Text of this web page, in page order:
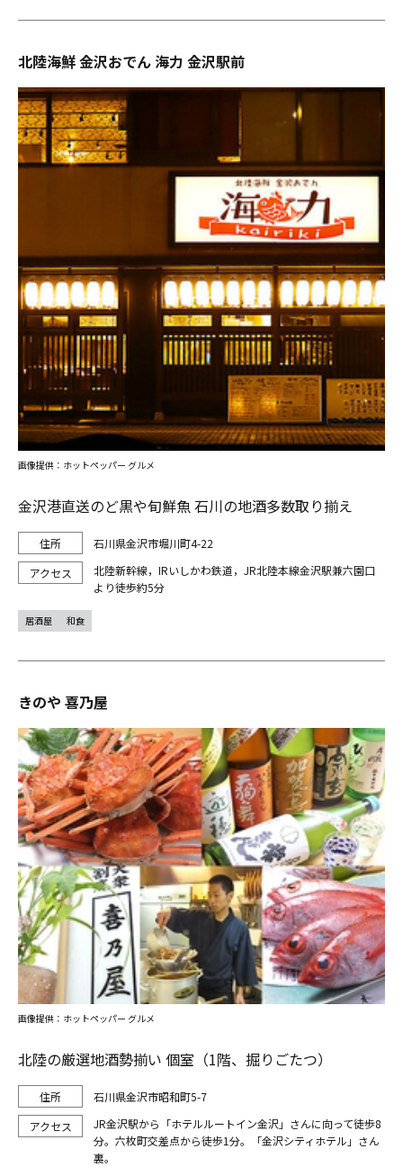
北陸海鮮 金沢おでん 海力 金沢駅前
金沢港直送のど黒や旬鮮魚 石川の地酒多数取り揃え
石川県金沢市堀川町4-22
北陸新幹線，IRいしかわ鉄道，JR北陸本線金沢駅兼六園口
より徒歩約5分
画像提供：ホットペッパー グルメ
居酒屋 和食
きのや 喜乃屋
北陸の厳選地酒勢揃い 個室（1階、掘りごたつ）
石川県金沢市昭和町5-7
JR金沢駅から「ホテルルートイン金沢」さんに向って徒歩8
分。六枚町交差点から徒歩1分。「金沢シティホテル」さん
裏。
画像提供：ホットペッパー グルメ